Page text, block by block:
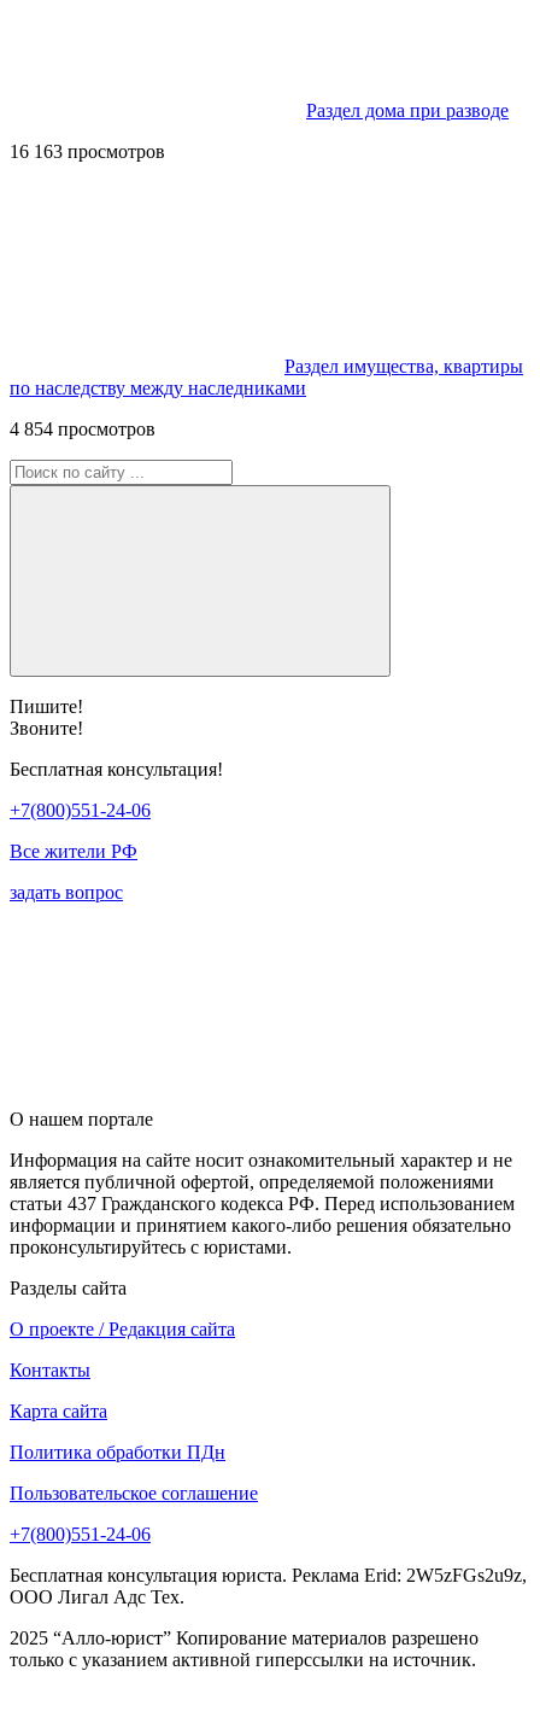
Раздел дома при разводе
16 163 просмотров
Раздел имущества, квартиры
по наследству между наследниками
4 854 просмотров
Пишите!
Звоните!
Бесплатная консультация!
+7(800)551-24-06
Все жители РФ
задать вопрос
О нашем портале
Информация на сайте носит ознакомительный характер и не
является публичной офертой, определяемой положениями
статьи 437 Гражданского кодекса РФ. Перед использованием
информации и принятием какого-либо решения обязательно
проконсультируйтесь с юристами.
Разделы сайта
О проекте / Редакция сайта
Контакты
Карта сайта
Политика обработки ПДн
Пользовательское соглашение
+7(800)551-24-06
Бесплатная консультация юриста. Реклама Erid: 2W5zFGs2u9z,
ООО Лигал Адс Тех.
2025 “Алло-юрист” Копирование материалов разрешено
только с указанием активной гиперссылки на источник.